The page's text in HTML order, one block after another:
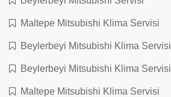
Maltepe Mitsubishi Klima Servisi
Beylerbeyi Mitsubishi Klima Servisi
Beylerbeyi Mitsubishi Klima Servisi
Maltepe Mitsubishi Klima Servisi